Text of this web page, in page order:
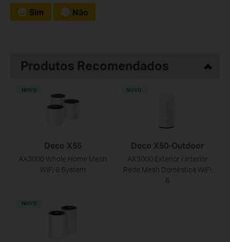
Sim Não
Produtos Recomendados
Deco X55
AX3000 Whole Home Mesh
WiFi 6 System
NOVO
Deco X50-Outdoor
AX3000 Exterior / Interior
Rede Mesh Doméstica WiFi
6
NOVO
NOVO